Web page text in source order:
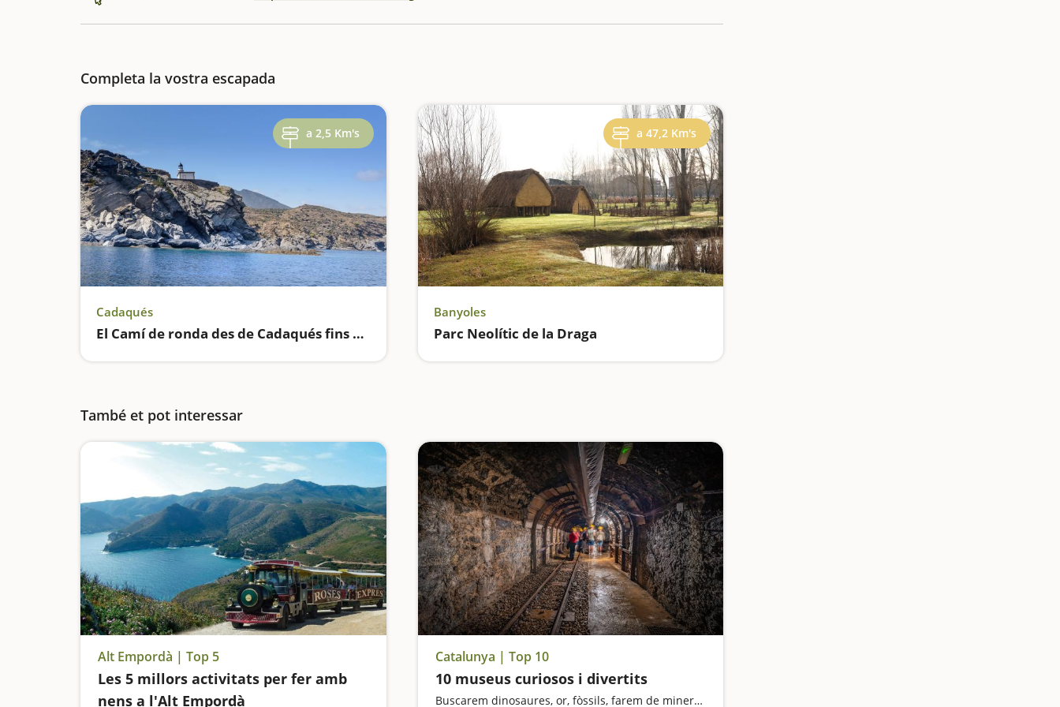
Completa la vostra escapada
a 2,5 Km's
Cadaqués
El Camí de ronda des de Cadaqués fins al Far de Cala Nans
a 47,2 Km's
Banyoles
Parc Neolític de la Draga
També et pot interessar
Alt Empordà | Top 5
Les 5 millors activitats per fer amb
nens a l'Alt Empordà
Catalunya | Top 10
10 museus curiosos i divertits
Buscarem dinosaures, or, fòssils, farem de miners i ens sentirem gegants